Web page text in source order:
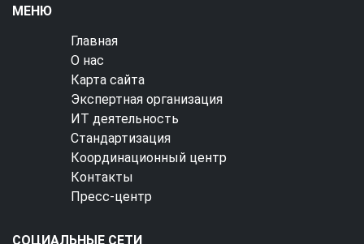
МЕНЮ
Главная
О нас
Карта сайта
Экспертная организация
ИТ деятельность
Стандартизация
Координационный центр
Контакты
Пресс-центр
СОЦИАЛЬНЫЕ СЕТИ